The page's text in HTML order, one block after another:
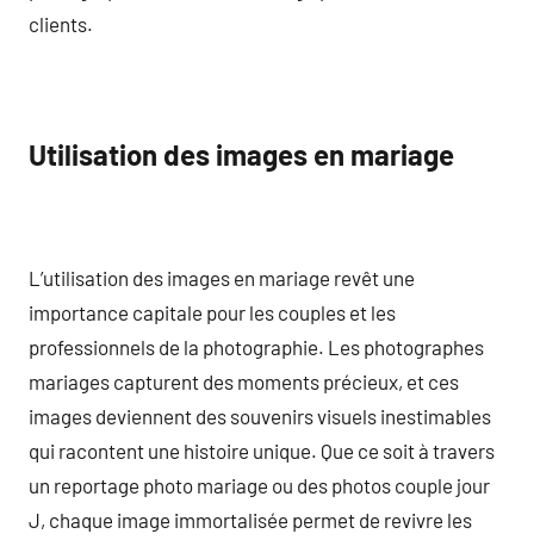
clients.
Utilisation des images en mariage
L’utilisation des images en mariage revêt une
importance capitale pour les couples et les
professionnels de la photographie. Les photographes
mariages capturent des moments précieux, et ces
images deviennent des souvenirs visuels inestimables
qui racontent une histoire unique. Que ce soit à travers
un reportage photo mariage ou des photos couple jour
J, chaque image immortalisée permet de revivre les